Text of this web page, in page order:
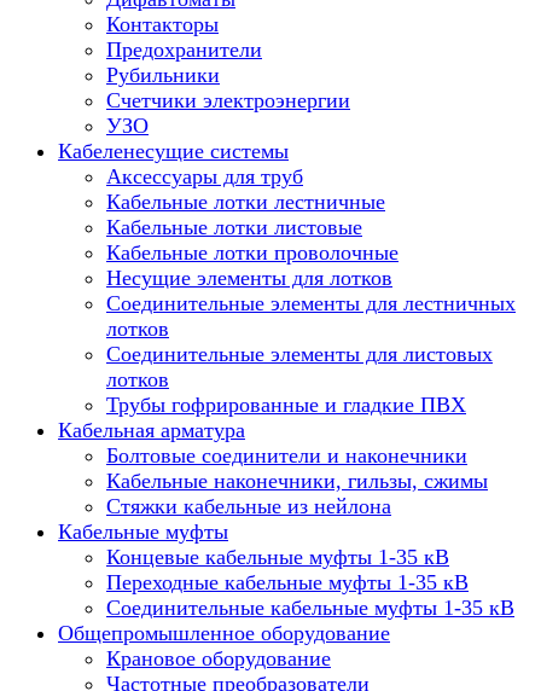
Контакторы
Предохранители
Рубильники
Счетчики электроэнергии
УЗО
Кабеленесущие системы
Аксессуары для труб
Кабельные лотки лестничные
Кабельные лотки листовые
Кабельные лотки проволочные
Несущие элементы для лотков
Соединительные элементы для лестничных
лотков
Соединительные элементы для листовых
лотков
Трубы гофрированные и гладкие ПВХ
Кабельная арматура
Болтовые соединители и наконечники
Кабельные наконечники, гильзы, сжимы
Стяжки кабельные из нейлона
Кабельные муфты
Концевые кабельные муфты 1-35 кВ
Переходные кабельные муфты 1-35 кВ
Соединительные кабельные муфты 1-35 кВ
Общепромышленное оборудование
Крановое оборудование
Частотные преобразователи